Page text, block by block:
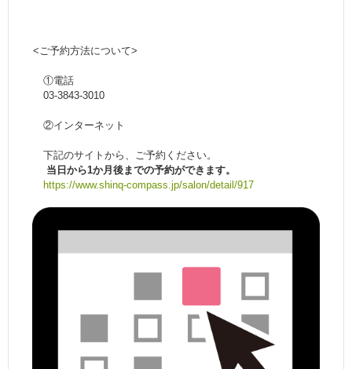
<ご予約方法について>
①電話
03-3843-3010
②インターネット
下記のサイトから、ご予約ください。
当日から1か月後までの予約ができます。
https://www.shinq-compass.jp/salon/detail/917